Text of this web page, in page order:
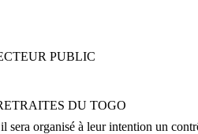
PUBLIC
DU TOGO
sera organisé à leur intention un